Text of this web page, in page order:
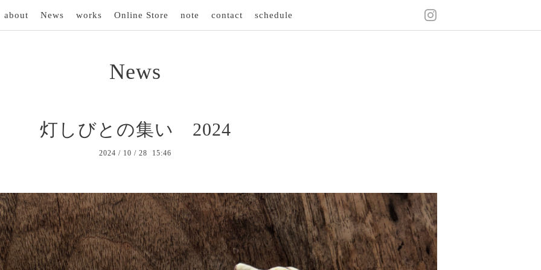
about News works Online Store note contact schedule
News
灯しびとの集い 2024
2024 / 10 / 28 15:46